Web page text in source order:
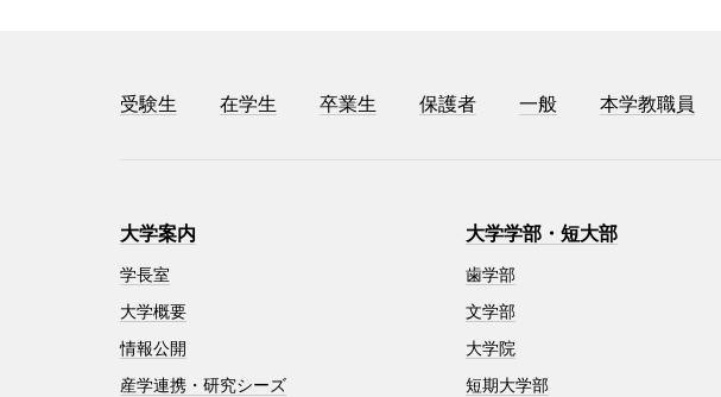
受験生 在学生 卒業生 保護者 一般 本学教職員
大学案内
学長室
大学概要
情報公開
産学連携・研究シーズ
大学学部・短大部
歯学部
文学部
大学院
短期大学部